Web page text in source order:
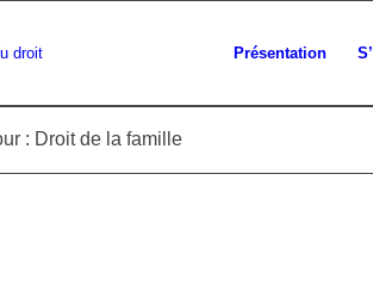
Présentation
: Droit de la famille